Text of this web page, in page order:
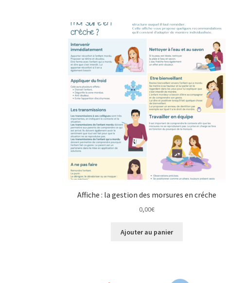
Affiche : la gestion des morsures en créche
0,00€
Ajouter au panier